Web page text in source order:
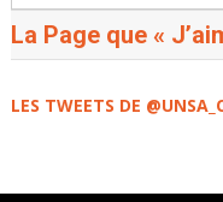
La Page que «
LES TWEETS DE